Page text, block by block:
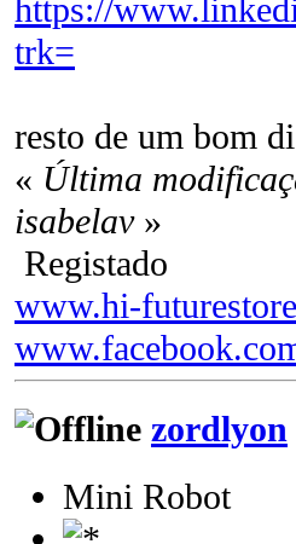
https://
trk=
resto de um bom
« Última
isabelav»
Registado
www.hi-
zordlyon
Mini Robot